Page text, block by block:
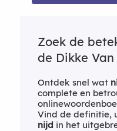
Zoek de
de Dikke
Ontdek snel wat
complete en
Vind de definitie,
nijd in het